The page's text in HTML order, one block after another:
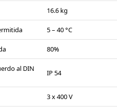
16.6 kg
5 – 40 °C
80%
al DIN
IP 54
3 x 400 V